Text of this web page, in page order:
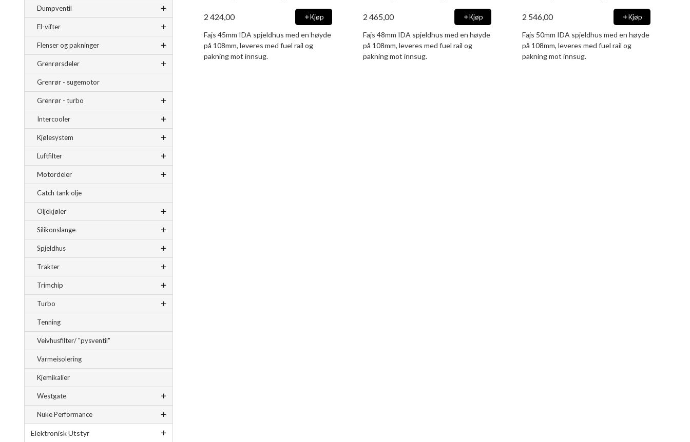
Dumpventil
El-vifter
Flenser og pakninger
Grenrørsdeler
Grenrør - sugemotor
Grenrør - turbo
Intercooler
Kjølesystem
Luftfilter
Motordeler
Catch tank olje
Oljekjøler
Silikonslange
Spjeldhus
Trakter
Trimchip
Turbo
Tenning
Veivhusfilter/ "pysventil"
Varmeisolering
Kjemikalier
Westgate
Nuke Performance
Elektronisk Utstyr
2 424,00 Kjøp
Fajs 45mm IDA spjeldhus med en høyde
på 108mm, leveres med fuel rail og
pakning mot innsug.
2 465,00 Kjøp
Fajs 48mm IDA spjeldhus med en høyde
på 108mm, leveres med fuel rail og
pakning mot innsug.
2 546,00 Kjøp
Fajs 50mm IDA spjeldhus med en høyde
på 108mm, leveres med fuel rail og
pakning mot innsug.